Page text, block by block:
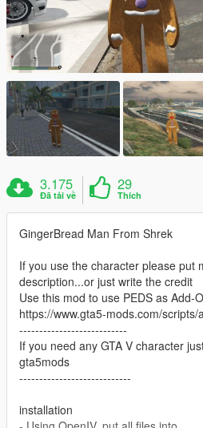
3.175
Đã tải về
29
Thích
GingerBread Man From Shrek
If you use the character please put
description...or just write the credit
Use this mod to use PEDS as Add-
https://www.gta5-mods.com/
---------------------------
If you need any GTA V character
gta5mods
----------------------------
installation